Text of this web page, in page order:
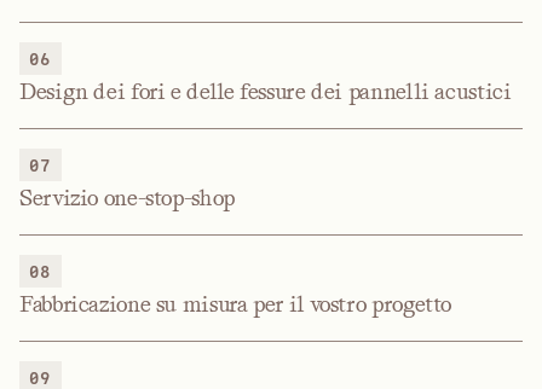
06
Design dei fori e delle fessure dei pannelli acustici
07
Servizio one-stop-shop
08
Fabbricazione su misura per il vostro progetto
09